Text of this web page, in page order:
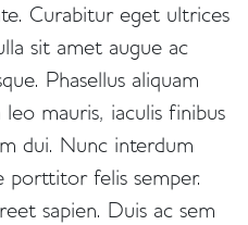
Curabitur eget ultrices
sit amet augue ac
Phasellus aliquam
mauris, iaculis finibus
dui. Nunc interdum
porttitor felis semper.
sapien. Duis ac sem